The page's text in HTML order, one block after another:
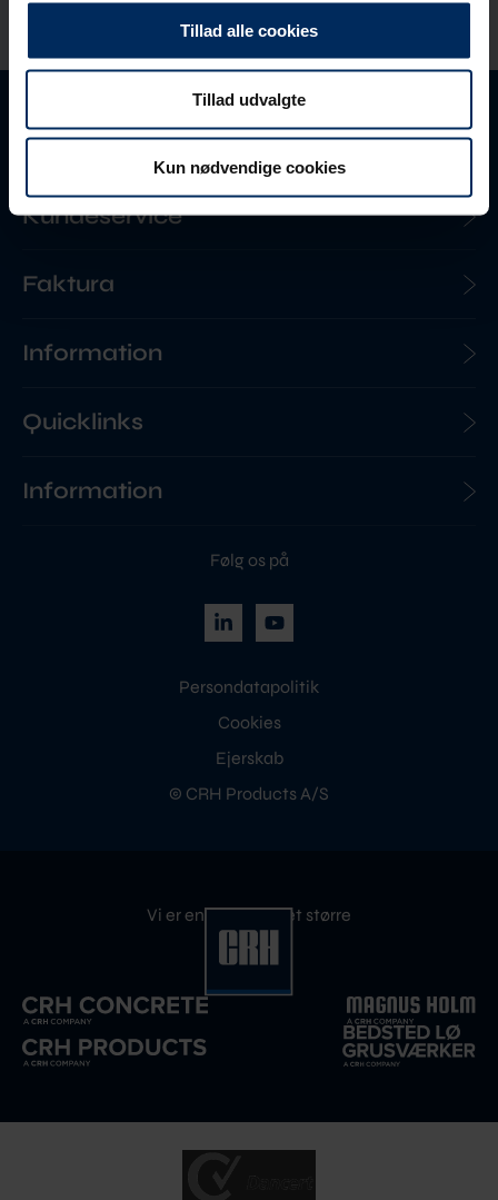
Tillad alle cookies
Tillad udvalgte
Kun nødvendige cookies
Kundeservice
Faktura
Information
Quicklinks
Information
Følg os på
Persondatapolitik
Cookies
Ejerskab
© CRH Products A/S
Vi er en del af noget større